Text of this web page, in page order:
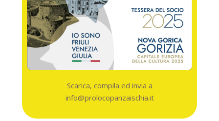
Scarica, compila ed invia a
info@prolocopanzaischia.it